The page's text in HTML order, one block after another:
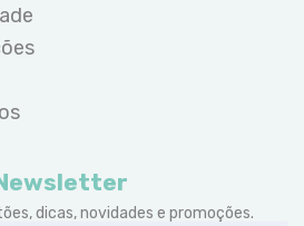
dicas, novidades e promoções.